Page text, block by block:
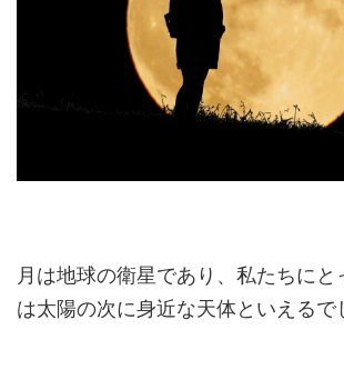
月は地球の衛星であり、私たちに
は太陽の次に身近な天体といえるで